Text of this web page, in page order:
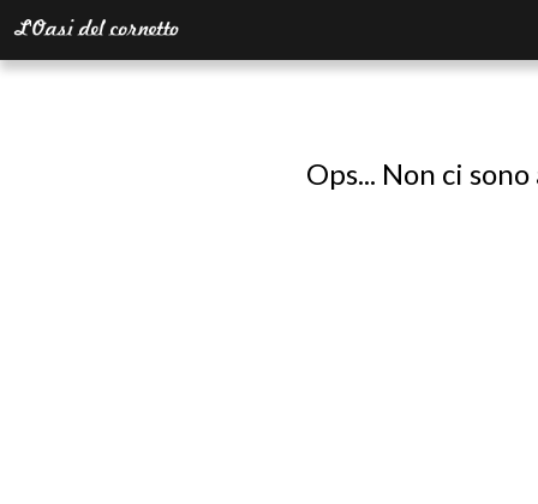
Ops... Non ci